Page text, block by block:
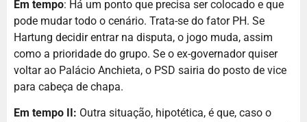
Em tempo: Há um ponto que precisa ser colocado e que
pode mudar todo o cenário. Trata-se do fator PH. Se
Hartung decidir entrar na disputa, o jogo muda, assim
como a prioridade do grupo. Se o ex-governador quiser
voltar ao Palácio Anchieta, o PSD sairia do posto de vice
para cabeça de chapa.
Em tempo II: Outra situação, hipotética, é que, caso o